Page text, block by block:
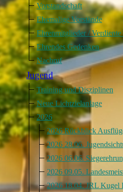
Vorstandschaft
Ehemalige Vorstände
Ehrenmitglieder /
Ehrendes Gedenken
Nachruf
Jugend
Training und Disziplinen
Neue Lichtzielanlage
2026
2026 Rückblick
2026 28.06.
2026 06.06.
2026 09.05.
2026 18.04. JRL Kugel